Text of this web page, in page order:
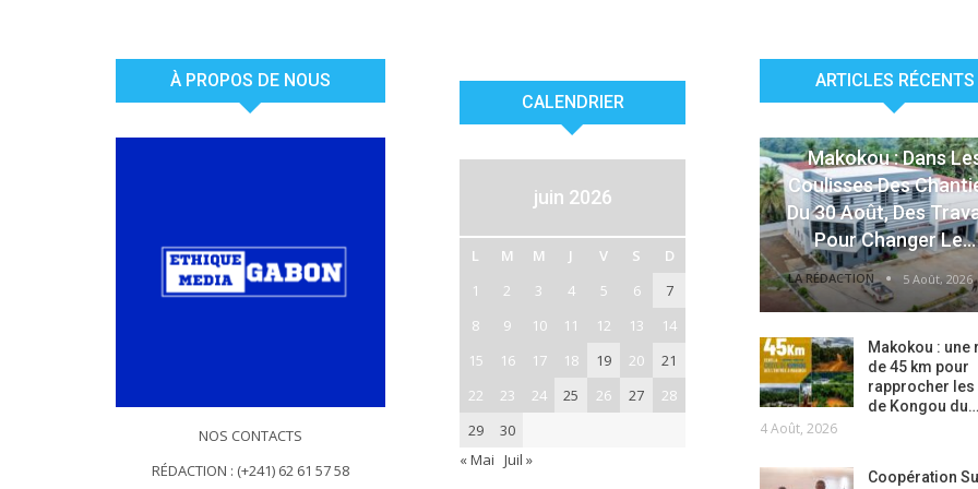
À PROPOS DE NOUS
NOS CONTACTS
RÉDACTION : (+241) 62 61 57 58
CALENDRIER
juin 2026
L M M J V S
D
1
2 3 4 5 6
7
8
9 10 11 12 13
14
15
16 17 18 19 20
21
22
23 24 25 26 27
28
29
30
« Mai Juil »
ARTICLES RÉCENTS
ACTUALITÉS
Makokou : Dans
Coulisses Des
Du 30 Août, Des
Pour Changer Le…
LA RÉDACTION 5 Août, 2026
Makokou : une
de 45 km pour
rapprocher les
de Kongou du…
4 Août, 2026
Coopération